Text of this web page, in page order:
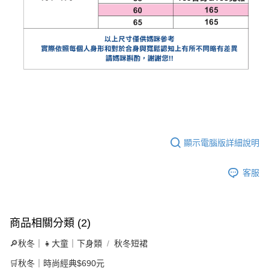
顯示電腦版詳細說明
客服
商品相關分類 (2)
🔎秋冬｜👧大童｜下身類 秋冬短裙
🛒秋冬｜時尚經典$690元